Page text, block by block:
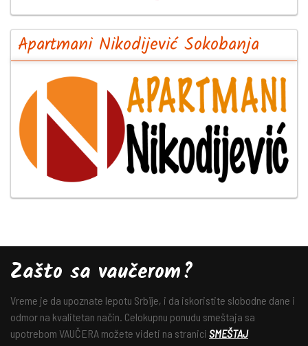
Apartmani Nikodijević Sokobanja
Zašto sa vaučerom?
Vreme je da upoznate lepotu Srbije, i da iskoristite slobodne dane i
odmor na kvalitetan način. Celokupnu ponudu smeštaja sa
upotrebom VAUČERA možete videti na stranici SMEŠTAJ